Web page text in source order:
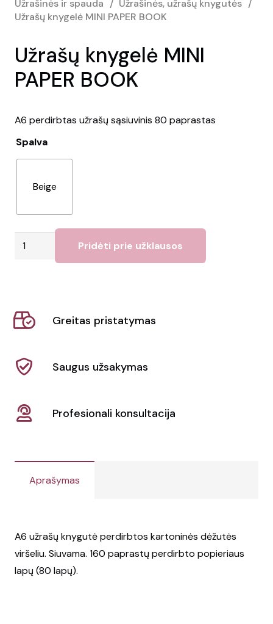
Užrašinės ir spauda / Užrašinės, užrašų knygutės /
Užrašų knygelė MINI PAPER BOOK
Užrašų knygelė MINI
PAPER BOOK
A6 perdirbtas užrašų sąsiuvinis 80 paprastas
Spalva
Beige
produkto
MINI
PAPER
Pridėti prie užklausos
Greitas pristatymas
Saugus užsakymas
Profesionali konsultacija
Aprašymas
A6 užrašų knygutė perdirbtos kartoninės dėžutės
viršeliu. Siuvama. 160 paprastų perdirbto popieriaus
lapų (80 lapų).